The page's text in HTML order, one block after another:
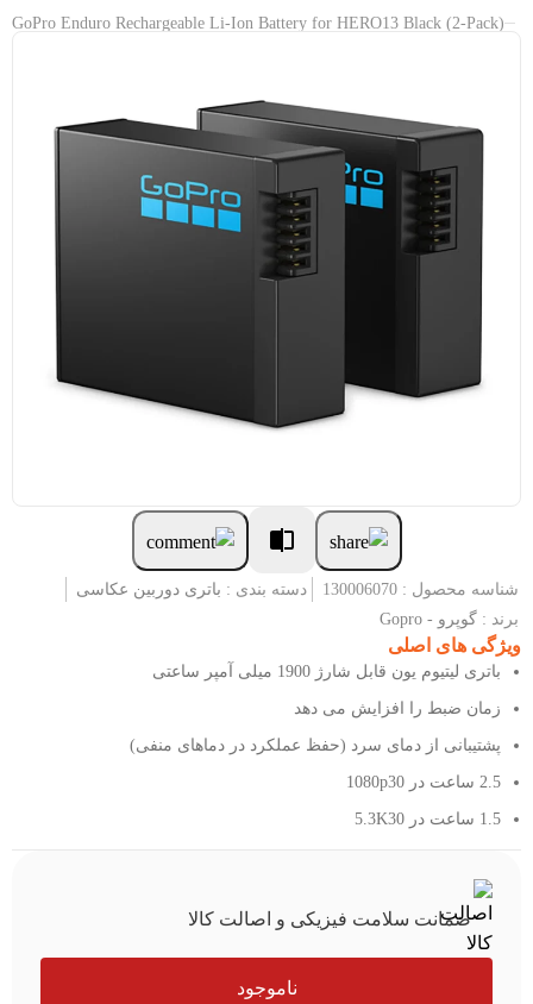
GoPro Enduro Rechargeable Li-Ion Battery for HERO13 Black (2-Pack)
شناسه محصول : 130006070 دسته بندی : باتری دوربین عکاسی
برند : گوپرو - Gopro
ویژگی های اصلی
باتری لیتیوم یون قابل شارژ 1900 میلی آمپر ساعتی
زمان ضبط را افزایش می دهد
پشتیبانی از دمای سرد (حفظ عملکرد در دماهای منفی)
2.5 ساعت در 1080p30
1.5 ساعت در 5.3K30
ضمانت سلامت فیزیکی و اصالت کالا
ناموجود